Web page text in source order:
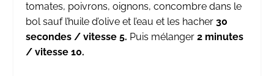
tomates, poivrons, oignons, concombre dans le
bol sauf l’huile d’olive et l’eau et les hacher30
secondes / vitesse 5. Puis mélanger2 minutes
/ vitesse 10.